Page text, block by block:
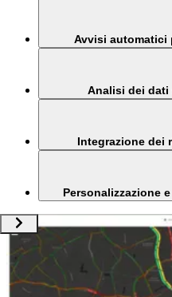
Avvisi automatici
Analisi dei dati
Integrazione dei
Personalizzazione